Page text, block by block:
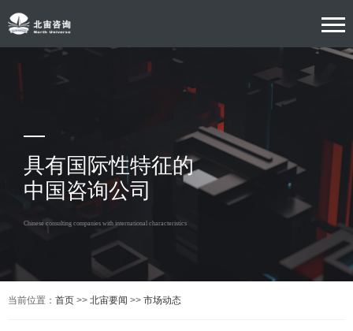
具有国际性特征的
中国咨询公司
Chinese consulting companies with international characteristics
当前位置： 首页 >> 北宙要闻 >> 市场动态